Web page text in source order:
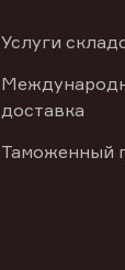
Услуги
доставка
Таможенный